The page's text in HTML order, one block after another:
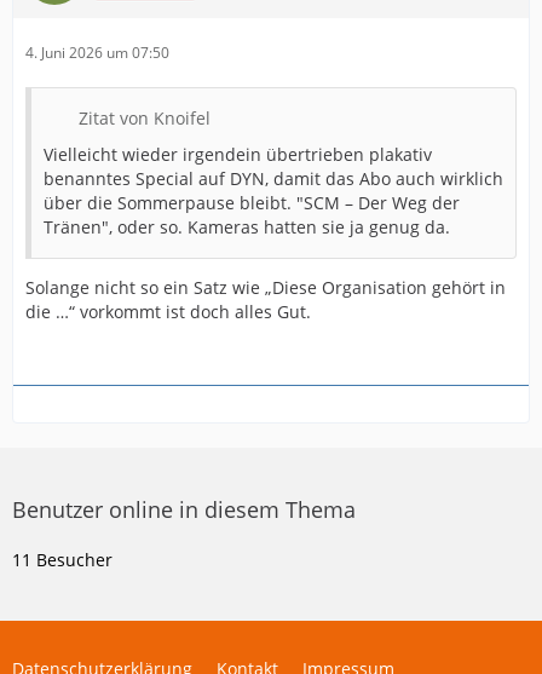
4. Juni 2026 um 07:50
Zitat von Knoifel
Vielleicht wieder irgendein übertrieben plakativ
benanntes Special auf DYN, damit das Abo auch wirklich
über die Sommerpause bleibt. "SCM – Der Weg der
Tränen", oder so. Kameras hatten sie ja genug da.
Solange nicht so ein Satz wie „Diese Organisation gehört in
die …“ vorkommt ist doch alles Gut.
Benutzer online in diesem Thema
11 Besucher
Datenschutzerklärung Kontakt Impressum